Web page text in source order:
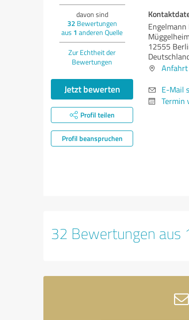
davon sind
32 Bewertungen
aus 1 anderen Quelle
Zur Echtheit der
Bewertungen
Jetzt bewerten
Profil teilen
Profil beanspruchen
12555
Anfahrt
E-Mail
Termin
32 Bewertungen aus